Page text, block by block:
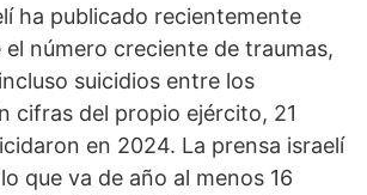
ha publicado recientemente
número creciente de traumas,
suicidios entre los
cifras del propio ejército, 21
en 2024. La prensa israelí
que va de año al menos 16